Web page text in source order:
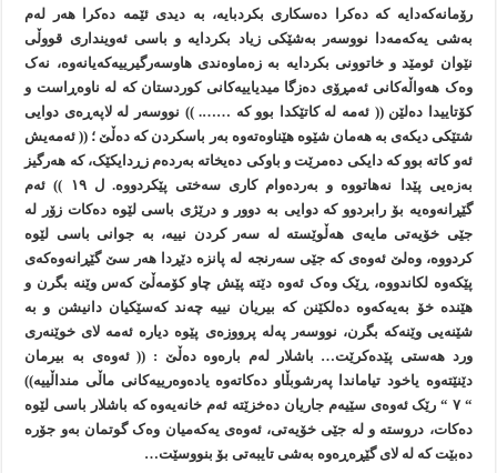
رۆمانەکەدايە کە دەکرا دەسکاری بکردبايە، بە ديدی ئێمە دەکرا هەر لەم
بەشی يەکەمەدا نووسەر بەشێکی زياد بکردايە و باسی ئەوينداری قووڵی
نێوان ئومێد و خاتوونی بکردايە بە زەماوەندی هاوسەرگيرييەکەيانەوە، نەک
وەک هەواڵەکانی ئەمڕۆی دەزگا ميدياييەکانی کوردستان کە لە ناوەڕاست و
کۆتاييدا دەلێن (( ئەمە لە کاتێکدا بوو کە ……. )) نووسەر لە لاپەڕەی دوایی
شتێکی ديکەی بە هەمان شێوە هێناوەتەوە بەر باسکردن کە دەڵێ ؛ (( ئەمەيش
ئەو کاتە بوو کە دايکی دەمرێت و باوکی دەيخاتە بەردەم زڕدايکێک، کە هەرگيز
بەزەیی پێدا نەهاتووە و بەردەوام کاری سەختی پێکردووە. ل ١٩ )) ئەم
گێڕانەوەيە بۆ رابردوو کە دوایی بە دوور و درێژی باسی لێوە دەکات زۆر لە
جێی خۆيەتی مايەی هەڵوێستە لە سەر کردن نييە، بە جوانی باسی لێوە
کردووە، وەلێ ئەوەی کە جێی سەرنجە لە پانزە دێڕدا هەر سێ گێڕانەوەکەی
پێکەوە لکاندووە، ڕێک وەک ئەوە دێتە پێش چاو کۆمەڵێ کەس وێنە بگرن و
هێندە خۆ بەيەکەوە دەلکێنن کە بيريان نييە چەند کەسێکيان دانيشن و بە
شێنەیی وێنەکە بگرن، نووسەر پەلە پرووزەی پێوە ديارە ئەمە لای خوێنەری
ورد هەستی پێدەکرێت… باشلار لەم بارەوە دەڵێ : (( ئەوەی بە بيرمان
دێنێتەوە ياخود تياماندا پەرشوبڵاو دەکاتەوە يادەوەرييەکانی ماڵی منداڵييە))
“ ٧ “ رێک ئەوەی سێيەم جاريان دەخزێتە ئەم خانەيەوە کە باشلار باسی لێوە
دەکات، دروستە و لە جێی خۆيەتی، ئەوەی يەکەميان وەک گوتمان بەو جۆرە
دەبێت کە لە لای گێڕەڕەوە بەشی تايبەتی بۆ بنووسێت…